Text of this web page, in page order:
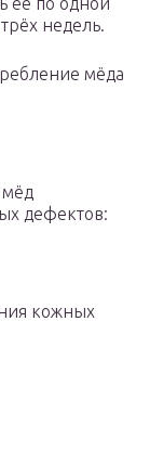
недель.
мёда
дефектов:
кожных